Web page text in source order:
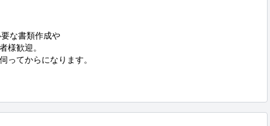
な書類作成や
様歓迎。
ってからになります。